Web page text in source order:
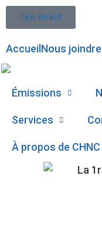
En direct
Accueil Nous joindre
Émissions
Services
À propos de CHNC